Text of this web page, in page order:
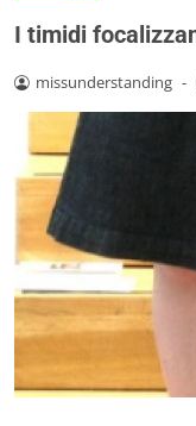
I timidi
missunderstanding -